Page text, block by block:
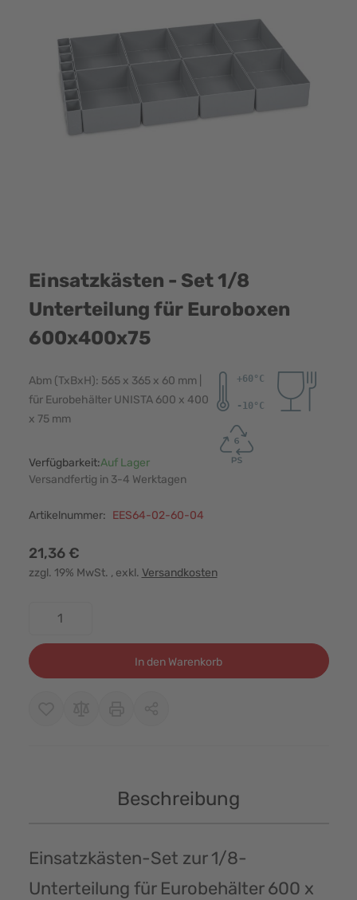
Einsatzkästen - Set 1/8
Unterteilung für Euroboxen
600x400x75
Abm (TxBxH): 565 x 365 x 60 mm |
für Eurobehälter UNISTA 600 x 400
x 75 mm
Verfügbarkeit:Auf Lager
Versandfertig in 3-4 Werktagen
Artikelnummer: EES64-02-60-04
21,36 €
zzgl. 19% MwSt. , exkl. Versandkosten
In den Warenkorb
Beschreibung
Einsatzkästen-Set zur 1/8-
Unterteilung für Eurobehälter 600 x